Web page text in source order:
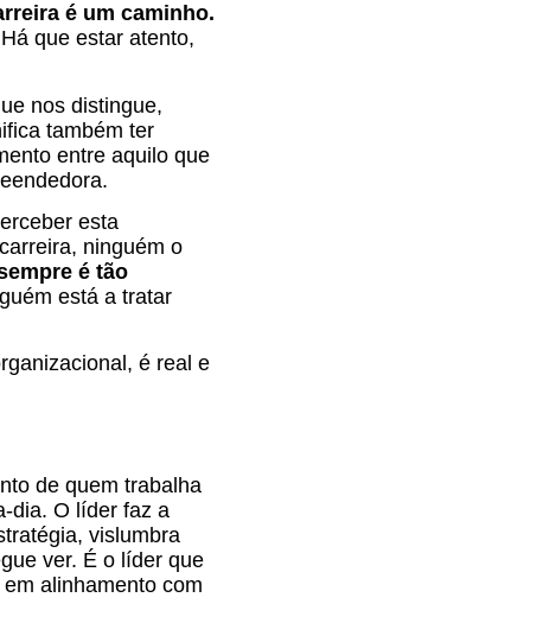
é um caminho.
que estar atento,
nos distingue,
também ter
entre aquilo que
esta
ninguém o
é tão
está a tratar
é real e
de quem trabalha
dia. O líder faz a
vislumbra
ver. É o líder que
alinhamento com